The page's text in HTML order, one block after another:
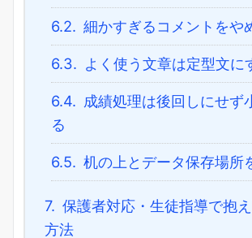
6.2. 細かすぎるコメントをや
6.3. よく使う文章は定型文に
6.4. 成績処理は後回しにせず
る
6.5. 机の上とデータ保存場所
7. 保護者対応・生徒指導で抱
方法